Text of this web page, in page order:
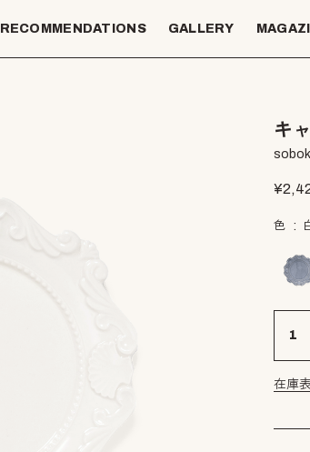
RECOMMENDATIONS GALLERY
キ
¥
色
在庫